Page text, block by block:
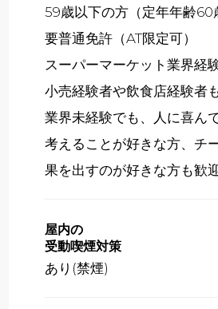
59歳以下の方（定年年齢60
要普通免許（AT限定可）
スーパーマーケット業界経
小売経験者や飲食店経験者
業界未経験でも、人に喜ん
考えることが好きな方、チ
果を出すのが好きな方も歓
屋内の
受動喫煙対策
あり(禁煙)